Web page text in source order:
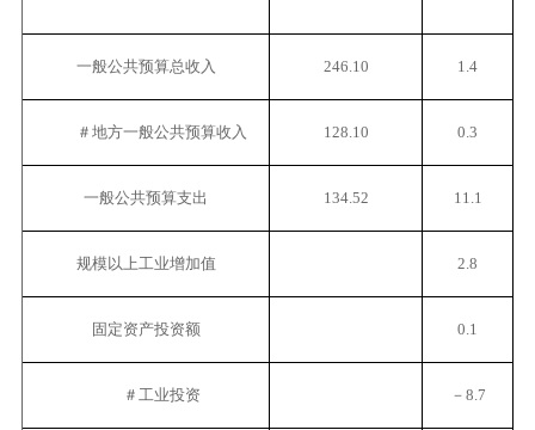
一般公共预算总收入 246.10 1.4
＃地方一般公共预算收入 128.10 0.3
一般公共预算支出 134.52 11.1
规模以上工业增加值 2.8
固定资产投资额 0.1
＃工业投资 －8.7